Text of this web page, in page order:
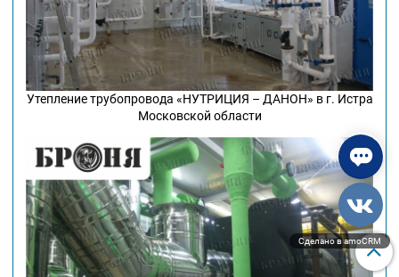
Утепление трубопровода «НУТРИЦИЯ – ДАНОН» в г. Истра
Московской области
Сделано в amoCRM